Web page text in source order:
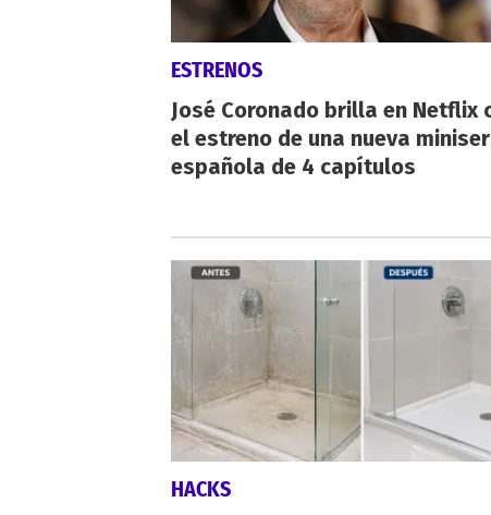
ESTRENOS
José Coronado brilla en Netflix
el estreno de una nueva
española de 4 capítulos
HACKS